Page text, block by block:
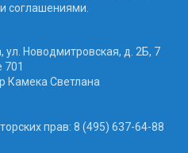
соглашениями.
ул. Новодмитровская, д. 2Б, 7
701
Камека Светлана
прав: 8 (495) 637-64-88